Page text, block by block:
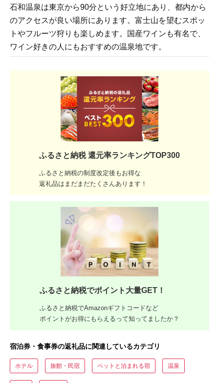
石和温泉は東京から90分という好立地にあり、都内から
のアクセスが良い場所にあります。富士山を望むスポッ
トやフルーツ狩りも楽しめます。国産ワインも有名で、
ワイン好きの人にもおすすめの温泉地です。
ふるさと納税 還元率ランキングTOP300
ふるさと納税の制度改定後もお得な
返礼品はまだまだたくさんあります！
ふるさと納税でポイント大量GET！
ふるさと納税でAmazonギフトコードなど
ポイントがお得にもらえるって知ってましたか？
宿泊券・食事券の返礼品に関連しているカテゴリ
ホテル 旅館・民宿 ペットと泊まれる宿 温泉